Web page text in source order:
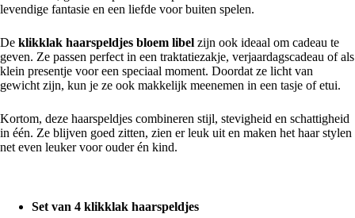
levendige fantasie en een liefde voor buiten spelen.
De klikklak haarspeldjes bloem libel zijn ook ideaal om cadeau te
geven. Ze passen perfect in een traktatiezakje, verjaardagscadeau of als
klein presentje voor een speciaal moment. Doordat ze licht van
gewicht zijn, kun je ze ook makkelijk meenemen in een tasje of etui.
Kortom, deze haarspeldjes combineren stijl, stevigheid en schattigheid
in één. Ze blijven goed zitten, zien er leuk uit en maken het haar stylen
net even leuker voor ouder én kind.
Set van 4 klikklak haarspeldjes